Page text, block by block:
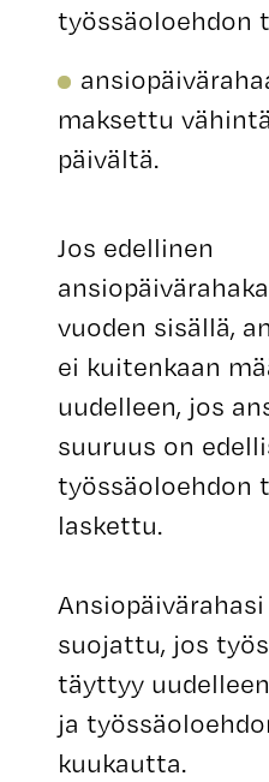
työssäoloehdon
maksettu
päivältä.
Jos edellinen
vuoden sisällä,
ei kuitenkaan
uudelleen, jos
suuruus on
työssäoloehdon
laskettu.
suojattu, jos
täyttyy
ja
kuukautta.